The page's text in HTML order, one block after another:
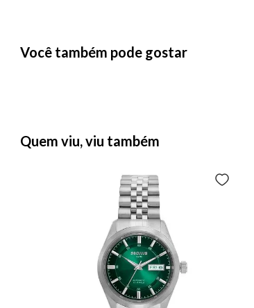
Você também pode gostar
Quem viu, viu também